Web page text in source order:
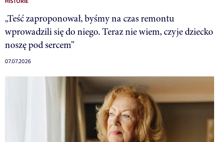
„Teść zaproponował, byśmy na czas remontu
wprowadzili się do niego. Teraz nie wiem, czyje dziecko
noszę pod sercem”
07.07.2026